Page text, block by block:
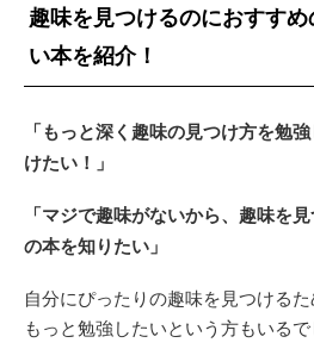
趣味を見つけるのにおすす
い本を紹介！
「もっと深く趣味の見つけ方を勉
けたい！」
「マジで趣味がないから、趣味を
の本を知りたい」
自分にぴったりの趣味を見つける
もっと勉強したいという方もいるで